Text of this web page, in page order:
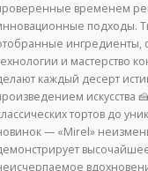
временем
подходы.
ингредиенты,
и мастерство
каждый десерт
искусства
тортов до
— «Mirel»